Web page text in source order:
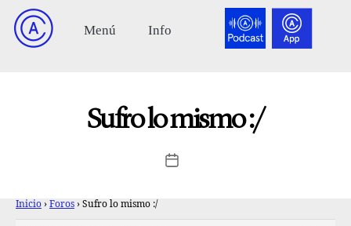
Sufro lo mismo :/
Inicio › Foros › Sufro lo mismo :/